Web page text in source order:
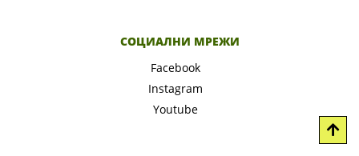
СОЦИАЛНИ МРЕЖИ
Facebook
Instagram
Youtube